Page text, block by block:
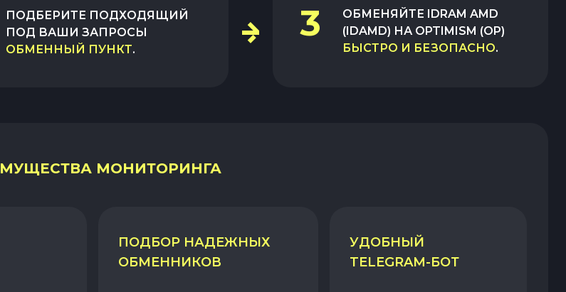
ПОДБЕРИТЕ ПОДХОДЯЩИЙ
ПОД ВАШИ ЗАПРОСЫ
ОБМЕННЫЙ ПУНКТ.
3 ОБМЕНЯЙТЕ IDRAM AMD
(IDAMD) НА OPTIMISM (OP)
БЫСТРО И БЕЗОПАСНО.
МОНИТОРИНГА
ПОДБОР НАДЕЖНЫХ
ОБМЕННИКОВ
УДОБНЫЙ
TELEGRAM-БОТ